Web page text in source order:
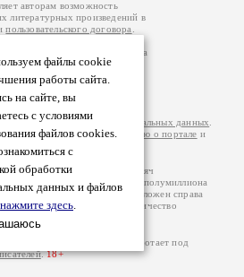
файлы cookie
работы сайта.
на сайте, вы
с условиями
файлов cookies.
с
обработки
данных и файлов
нажмите здесь.
авторам возможность
литературных произведений в
пользовательского договора
принадлежат авторам
произведений возможна
к которому вы можете
Ответственность за
самостоятельно на
изаконодательства
Политики обработки персональных данных
более подробнуюинформацию о портале и
Проза.ру – порядка 100 тысяч
сумме просматривают более полумиллиона
посещаемости, который расположен справа
указано по две цифры: количество
2000-2026. Портал работает под
.18+